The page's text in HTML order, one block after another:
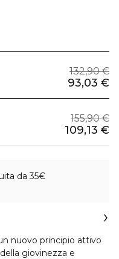
132,90 €
93,03 €
155,90 €
109,13 €
da 35€
nuovo principio attivo
giovinezza e